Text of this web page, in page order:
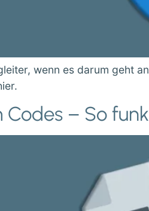
wenn es darum geht
– So